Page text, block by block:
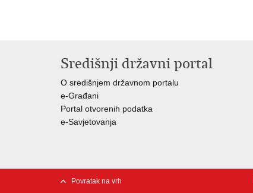
Središnji državni portal
O središnjem državnom portalu
e-Građani
Portal otvorenih podatka
e-Savjetovanja
Povratak na vrh